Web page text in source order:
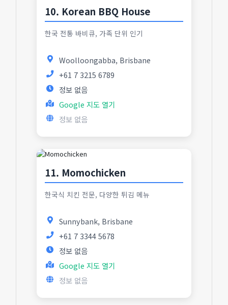
10. Korean BBQ House
한국 전통 바비큐, 가족 단위 인기
Woolloongabba, Brisbane
+61 7 3215 6789
정보 없음
Google 지도 열기
정보 없음
11. Momochicken
한국식 치킨 전문, 다양한 튀김 메뉴
Sunnybank, Brisbane
+61 7 3344 5678
정보 없음
Google 지도 열기
정보 없음